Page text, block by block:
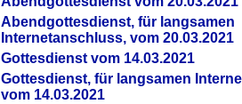
Abendgottesdienst, für langsamen
Internetanschluss, vom 20.03.2021
Gottesdienst vom 14.03.2021
Gottesdienst, für langsamen
vom 14.03.2021